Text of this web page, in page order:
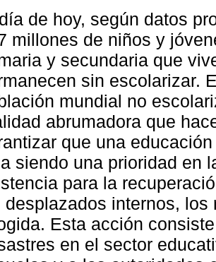
de hoy, según datos
millones de niños y
y secundaria que
sin escolarizar.
mundial no
abrumadora que
que una
siendo una prioridad en
para la
desplazados internos,
Esta acción
en el sector